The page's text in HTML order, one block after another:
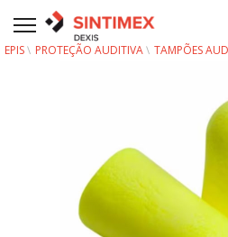
EPIS PROTEÇÃO AUDITIVA TAMPÕES